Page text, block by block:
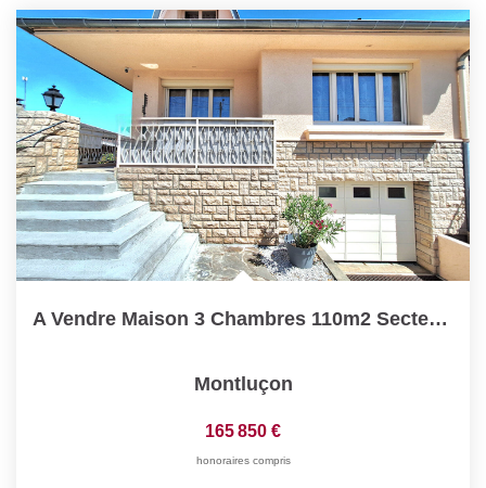
A Vendre Maison 3 Chambres 110m2 Secteur Prisé De Montluçon
Montluçon
165 850 €
honoraires compris